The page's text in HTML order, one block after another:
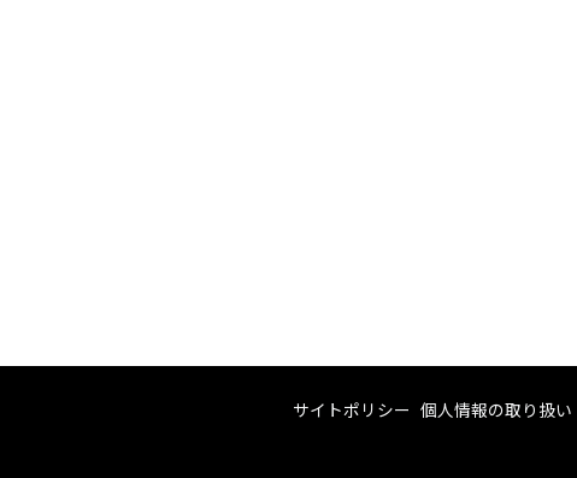
サイトポリシー 個人情報の取り扱い